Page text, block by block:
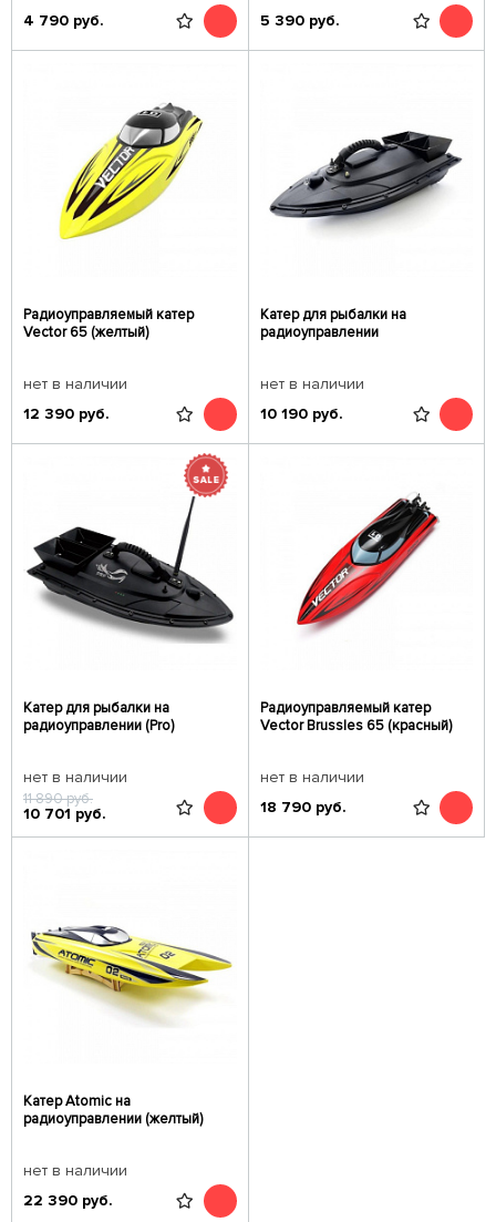
4 790 руб. 5 390 руб.
Радиоуправляемый катер
Vector 65 (желтый)
нет в наличии
12 390 руб.
Катер для рыбалки на
радиоуправлении
нет в наличии
10 190 руб.
Катер для рыбалки на
радиоуправлении (Pro)
нет в наличии
11 890руб.
10 701 руб.
Радиоуправляемый катер
Vector Brussles 65 (красный)
нет в наличии
18 790 руб.
Катер Atomic на
радиоуправлении (желтый)
нет в наличии
22 390 руб.